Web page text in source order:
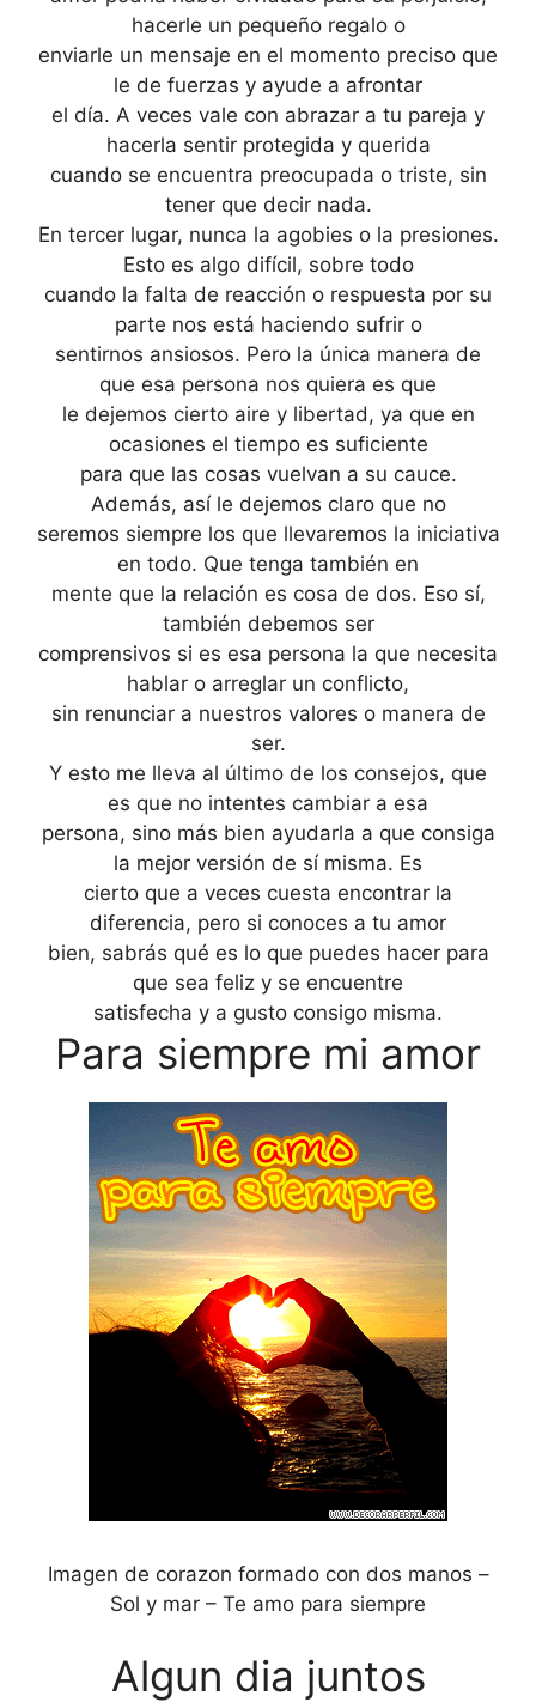
hacerle un pequeño regalo o
enviarle un mensaje en el momento preciso que
le de fuerzas y ayude a afrontar
el día. A veces vale con abrazar a tu pareja y
hacerla sentir protegida y querida
cuando se encuentra preocupada o triste, sin
tener que decir nada.
En tercer lugar, nunca la agobies o la presiones.
Esto es algo difícil, sobre todo
cuando la falta de reacción o respuesta por su
parte nos está haciendo sufrir o
sentirnos ansiosos. Pero la única manera de
que esa persona nos quiera es que
le dejemos cierto aire y libertad, ya que en
ocasiones el tiempo es suficiente
para que las cosas vuelvan a su cauce.
Además, así le dejemos claro que no
seremos siempre los que llevaremos la iniciativa
en todo. Que tenga también en
mente que la relación es cosa de dos. Eso sí,
también debemos ser
comprensivos si es esa persona la que necesita
hablar o arreglar un conflicto,
sin renunciar a nuestros valores o manera de
ser.
Y esto me lleva al último de los consejos, que
es que no intentes cambiar a esa
persona, sino más bien ayudarla a que consiga
la mejor versión de sí misma. Es
cierto que a veces cuesta encontrar la
diferencia, pero si conoces a tu amor
bien, sabrás qué es lo que puedes hacer para
que sea feliz y se encuentre
satisfecha y a gusto consigo misma.
Para siempre mi amor
Imagen de corazon formado con dos manos –
Sol y mar – Te amo para siempre
Algun dia juntos